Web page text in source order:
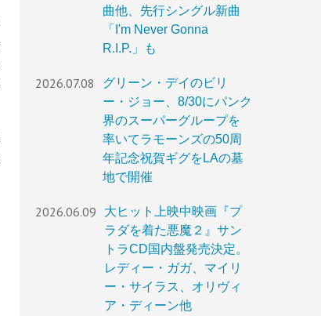
曲他、先行シングル新曲
「I'm Never Gonna
R.I.P.」も
2026.07.08
グリーン・デイのビリ
ー・ジョー、8/30にパンク
界のスーパーグループを
率いてラモーンズの50周
年記念祝賀ギグをLAの墓
地で開催
2026.06.09
大ヒット上映中映画『プ
ラダを着た悪魔２』サン
トラCD国内盤発売決定。
レディー・ガガ、マイリ
ー・サイラス、オリヴィ
ア・ディーン他